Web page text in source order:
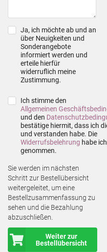
Ja, ich möchte ab und an
über Neuigkeiten und
Sonderangebote
informiert werden und
erteile hierfür
widerruflich meine
Zustimmung.
Ich stimme den
Allgemeinen
und den
bestätige hiermit, dass ich
und verstanden habe. Die
Widerrufsbelehrung habe
genommen.
Sie werden im nächsten
Schritt zur Bestellübersicht
weitergeleitet, um eine
Bestellzusammenfassung zu
sehen und die Bezahlung
abzuschließen.
Weiter zur
Bestellübersicht